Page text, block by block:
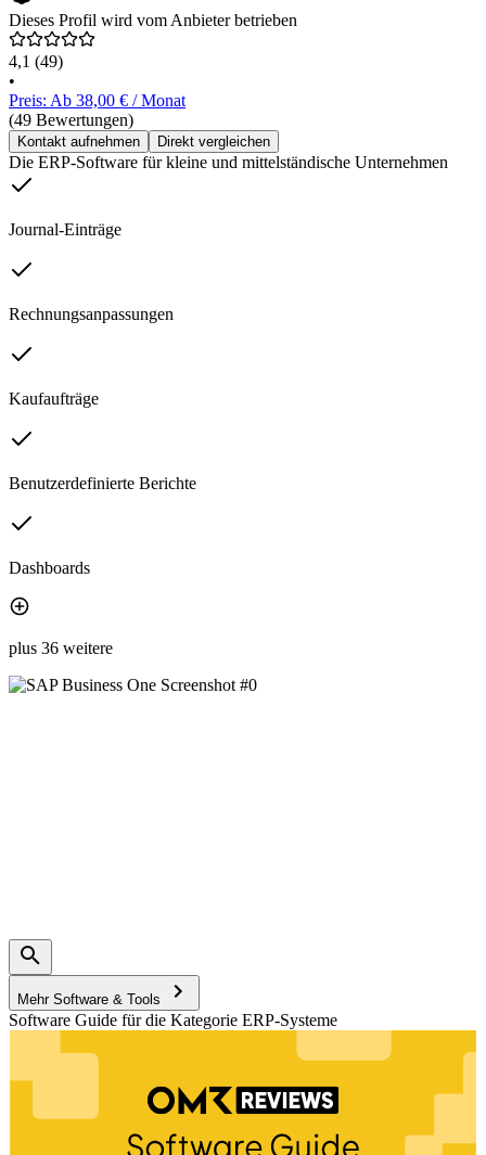
Dieses Profil wird vom Anbieter betrieben
4,1 (49)
•
Preis: Ab 38,00 € / Monat
(49 Bewertungen)
Kontakt aufnehmen Direkt vergleichen
Die ERP-Software für kleine und mittelständische Unternehmen
Journal-Einträge
Rechnungsanpassungen
Kaufaufträge
Benutzerdefinierte Berichte
Dashboards
plus 36 weitere
Mehr Software & Tools
Software Guide für die Kategorie ERP-Systeme